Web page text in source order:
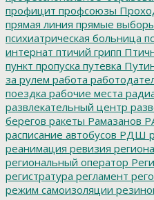
профицит профсоюзы
прямая линия прямые
психиатрическая больница
интернат птичий грипп
пункт пропуска путевка
за рулем работа
поездка рабочие места
развлекательный центр
берегов ракеты Рамазанов
расписание автобусов РДШ
реанимация ревизия
региональный оператор
регистратура регламент
режим самоизоляции